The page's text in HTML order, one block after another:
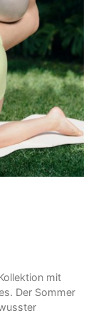
mit
Der Sommer